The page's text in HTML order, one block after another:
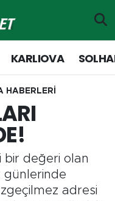
KARLIOVA
HABERLERİ
bir değeri olan
günlerinde
adresi
Fikstür